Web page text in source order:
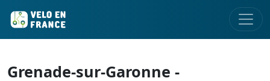
Grenade-sur-Garonne -